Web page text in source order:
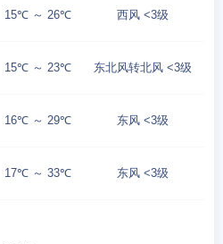
15℃ ～ 26℃ 西风 <3级
15℃ ～ 23℃ 东北风转北风 <3级
16℃ ～ 29℃ 东风 <3级
17℃ ～ 33℃ 东风 <3级